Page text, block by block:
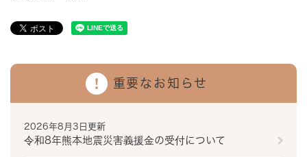
重要なお知らせ
2026年8月3日更新
令和8年熊本地震災害義援金の受付について